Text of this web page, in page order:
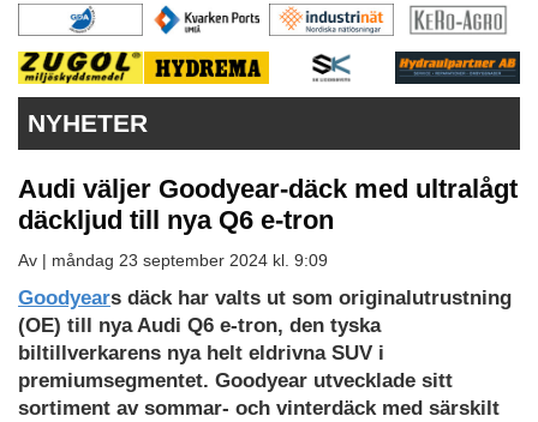
KONTAKT
VÅRA ANDRA MAGASIN
PRENUMERERA
ANNONSERA
NYHETER
Audi väljer Goodyear-däck med ultralågt
däckljud till nya Q6 e-tron
Av | måndag 23 september 2024 kl. 9:09
Goodyears däck har valts ut som originalutrustning
(OE) till nya Audi Q6 e-tron, den tyska
biltillverkarens nya helt eldrivna SUV i
premiumsegmentet. Goodyear utvecklade sitt
sortiment av sommar- och vinterdäck med särskilt